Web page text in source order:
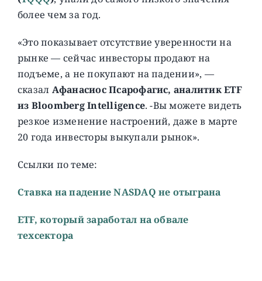
более чем за год.
«Это показывает отсутствие уверенности на
рынке — сейчас инвесторы продают на
подъеме, а не покупают на падении», —
сказал Афанасиос Псарофагис, аналитик ETF
из Bloomberg Intelligence. -Вы можете видеть
резкое изменение настроений, даже в марте
20 года инвесторы выкупали рынок».
Ссылки по теме:
Ставка на падение NASDAQ не отыграна
ETF, который заработал на обвале
техсектора